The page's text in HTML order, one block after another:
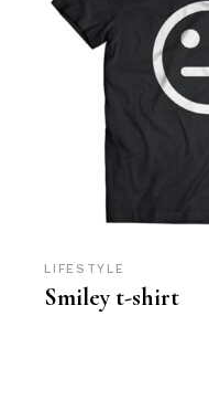
LIFESTYLE
Smiley t-shirt